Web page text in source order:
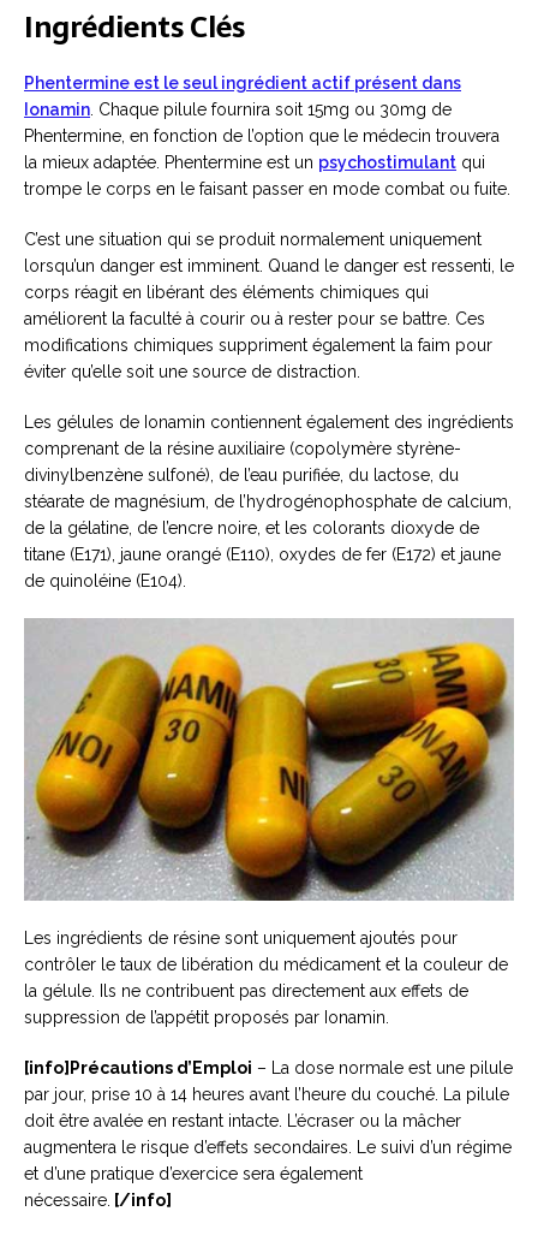
Ingrédients Clés
Phentermine est le seul ingrédient actif présent dans
Ionamin . Chaque pilule fournira soit 15mg ou 30mg de
Phentermine, en fonction de l’option que le médecin trouvera
la mieux adaptée. Phentermine est un psychostimulant qui
trompe le corps en le faisant passer en mode combat ou fuite.
C’est une situation qui se produit normalement uniquement
lorsqu’un danger est imminent. Quand le danger est ressenti, le
corps réagit en libérant des éléments chimiques qui
améliorent la faculté à courir ou à rester pour se battre. Ces
modifications chimiques suppriment également la faim pour
éviter qu’elle soit une source de distraction.
Les gélules de Ionamin contiennent également des ingrédients
comprenant de la résine auxiliaire (copolymère styrène-
divinylbenzène sulfoné), de l’eau purifiée, du lactose, du
stéarate de magnésium, de l’hydrogénophosphate de calcium,
de la gélatine, de l’encre noire, et les colorants dioxyde de
titane (E171), jaune orangé (E110), oxydes de fer (E172) et jaune
de quinoléine (E104).
Les ingrédients de résine sont uniquement ajoutés pour
contrôler le taux de libération du médicament et la couleur de
la gélule. Ils ne contribuent pas directement aux effets de
suppression de l’appétit proposés par Ionamin.
[info]Précautions d’Emploi – La dose normale est une pilule
par jour, prise 10 à 14 heures avant l’heure du couché. La pilule
doit être avalée en restant intacte. L’écraser ou la mâcher
augmentera le risque d’effets secondaires. Le suivi d’un régime
et d’une pratique d’exercice sera également
nécessaire. [/info]